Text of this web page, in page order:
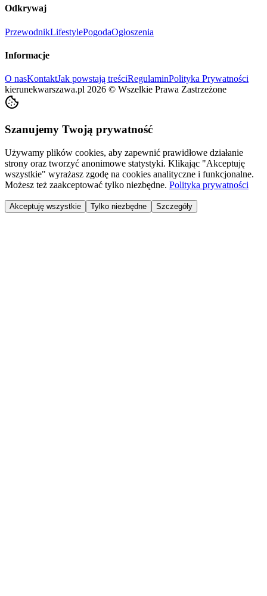
Odkrywaj
PrzewodnikLifestylePogodaOgłoszenia
Informacje
O nasKontaktJak powstają treściRegulaminPolityka Prywatności
kierunekwarszawa.pl 2026 © Wszelkie Prawa Zastrzeżone
Szanujemy Twoją prywatność
Używamy plików cookies, aby zapewnić prawidłowe działanie
strony oraz tworzyć anonimowe statystyki. Klikając "Akceptuję
wszystkie" wyrażasz zgodę na cookies analityczne i funkcjonalne.
Możesz też zaakceptować tylko niezbędne. Polityka prywatności
Akceptuję wszystkie Tylko niezbędne Szczegóły